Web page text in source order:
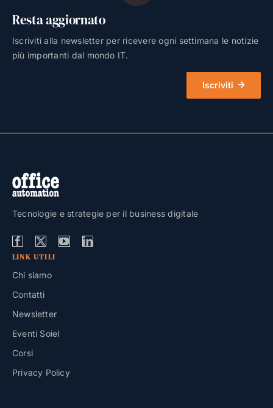
Resta aggiornato
Iscriviti alla newsletter per ricevere ogni settimana le notizie
più importanti dal mondo IT.
Iscriviti
Tecnologie e strategie per il business digitale
LINK UTILI
Chi siamo
Contatti
Newsletter
Eventi Soiel
Corsi
Privacy Policy